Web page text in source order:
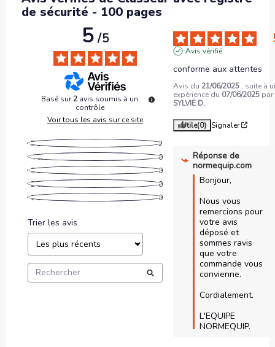
de sécurité - 100 pages
5/5
Basé sur2 avis soumis à un
contrôle
Voir tous les avis sur ce site
5étoiles
2
4étoiles
0
3étoiles
0
2étoiles
0
1étoile 0
Trier les avis
Avis vérifié
conforme aux attentes
Avis du 21/06/2025 , suite à
expérience du 07/06/2025 par
SYLVIE D.
Utile(0) Signaler
Réponse de
normequip.com
Bonjour,
Nous vous
remercions pour
votre avis
déposé et
sommes ravis
que votre
commande vous
convienne.
Cordialement.
L'EQUIPE
NORMEQUIP.